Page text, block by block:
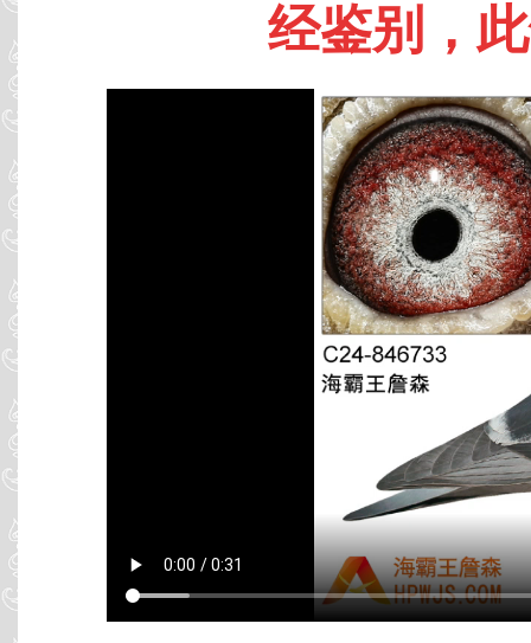
经鉴别，